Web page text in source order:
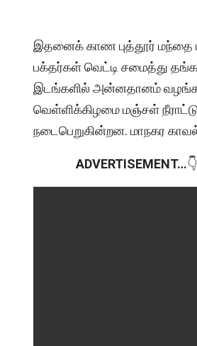
இதனைக் காண புத்தூர் மந்தை
பக்தர்கள் வெட்டி சமைத்து
இடங்களில் அன்னதானம்
வெள்ளிக்கிழமை மஞ்சள்
நடைபெறுகின்றன. மாநகர
ADVERTISEMENT…👇